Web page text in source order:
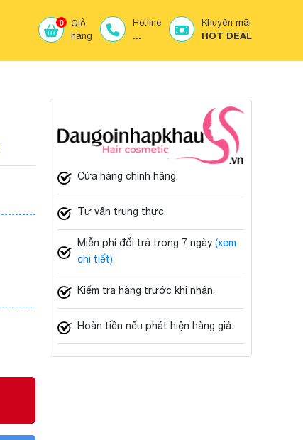
0
Giỏ
hàng
Hotline
...
Khuyến mãi
HOT DEAL
Cửa hàng chính hãng.
Tư vấn trung thực.
Miễn phí đổi trả trong 7 ngày (xem
chi tiết)
Kiểm tra hàng trước khi nhận.
Hoàn tiền nếu phát hiện hàng giả.